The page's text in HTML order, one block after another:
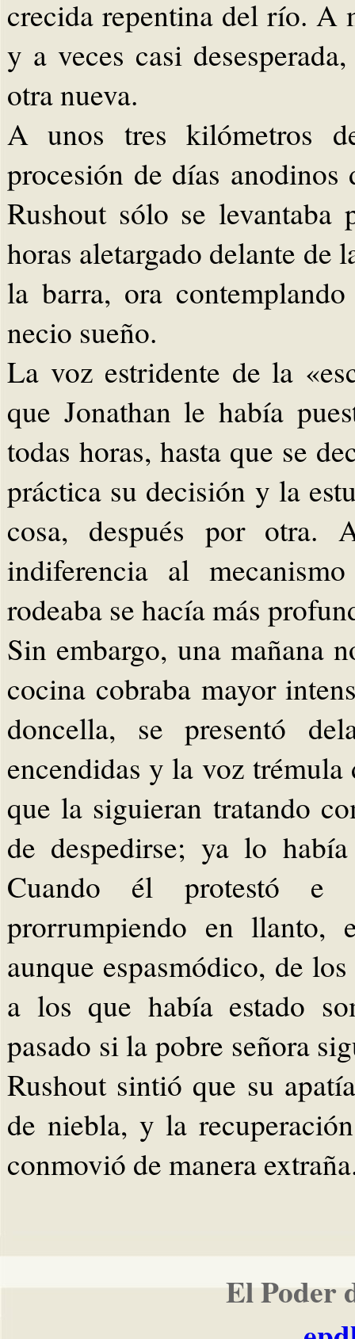
crecida repentina del río. A
y a veces casi
otra nueva.
A unos tres kilómetros
procesión de días
Rushout sólo se levantaba
horas aletargado delante de
la barra, ora
necio sueño.
La voz estridente de la
que Jonathan le había
todas horas, hasta que se
práctica su decisión y la
cosa, después por otra.
indiferencia al
rodeaba se hacía más
Sin embargo, una mañana
cocina cobraba mayor
doncella, se presentó
encendidas y la voz
que la siguieran tratando
de despedirse; ya lo
Cuando él protestó e
prorrumpiendo en llanto,
aunque espasmódico, de
a los que había estado
pasado si la pobre señora
Rushout sintió que su
de niebla, y la
conmovió de manera
El Poder